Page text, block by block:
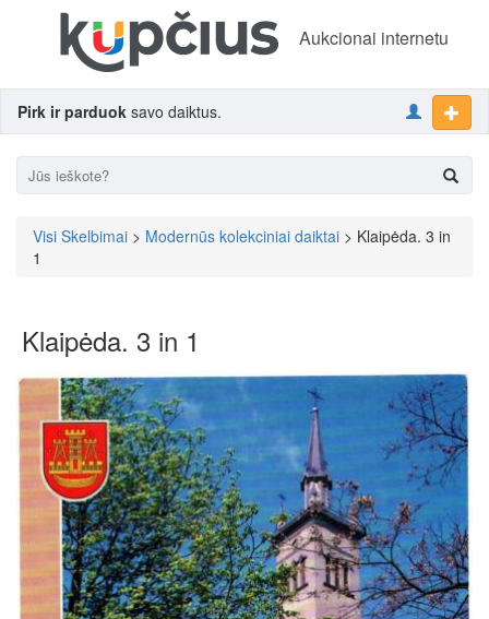
Aukcionai internetu
Pirk ir parduok savo daiktus.
Visi Skelbimai > Modernūs kolekciniai daiktai > Klaipėda. 3 in
1
Klaipėda. 3 in 1